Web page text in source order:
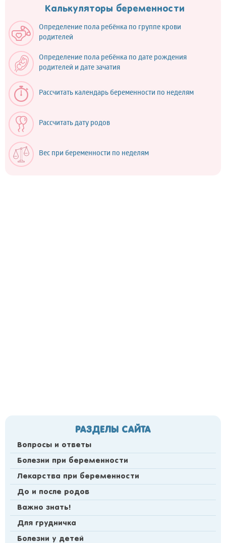
Калькуляторы беременности
Определение пола ребёнка по группе крови
родителей
Определение пола ребёнка по дате рождения
родителей и дате зачатия
Рассчитать календарь беременности по неделям
Рассчитать дату родов
Вес при беременности по неделям
РАЗДЕЛЫ САЙТА
Вопросы и ответы
Болезни при беременности
Лекарства при беременности
До и после родов
Важно знать!
Для грудничка
Болезни у детей